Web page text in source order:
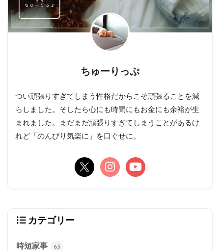
ちゅーりっぷ
つい頑張りすぎてしまう性格だからこそ頑張ることを減
らしました。そしたら心にも時間にもお金にも余裕が生
まれました。まだまだ頑張りすぎてしまうことがあるけ
れど「のんびり気楽に」を口ぐせに。
カテゴリー
時短家事 63